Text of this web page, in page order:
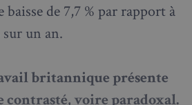
de 7,7 % par rapport à
sur un an.
britannique présente
contrasté, voire paradoxal.